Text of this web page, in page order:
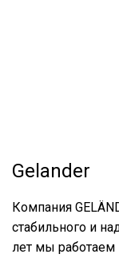
Gelander
Компания
стабильного и
лет мы работаем